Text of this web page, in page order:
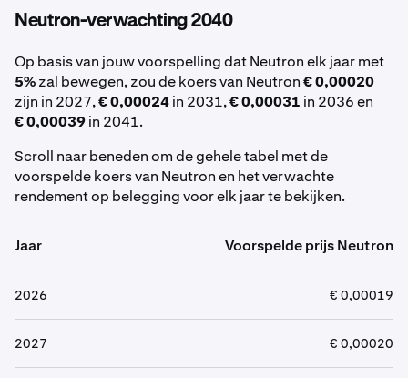
Neutron-verwachting 2040
Op basis van jouw voorspelling dat Neutron elk jaar met
5%zal bewegen, zou de koers van Neutron€ 0,00020
zijn in 2027,€ 0,00024in 2031,€ 0,00031 in 2036 en
€ 0,00039in 2041.
Scroll naar beneden om de gehele tabel met de
voorspelde koers van Neutron en het verwachte
rendement op belegging voor elk jaar te bekijken.
Jaar Voorspelde prijs Neutron
2026 € 0,00019
2027 € 0,00020